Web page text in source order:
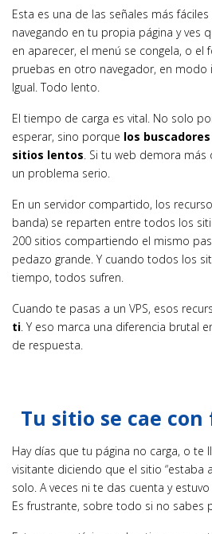
Esta es una de las señales más
navegando en tu propia página y ves
en aparecer, el menú se congela, o el
pruebas en otro navegador, en modo
Igual. Todo lento.
El tiempo de carga es vital. No solo
esperar, sino porque los
sitios lentos. Si tu web demora más
un problema serio.
En un servidor compartido, los
banda) se reparten entre todos los
200 sitios compartiendo el mismo
pedazo grande. Y cuando todos los
tiempo, todos sufren.
Cuando te pasas a un VPS, esos
ti. Y eso marca una diferencia brutal
de respuesta.
Tu sitio se cae
Hay días que tu página no carga, o te
visitante diciendo que el sitio “estaba
solo. A veces ni te das cuenta y
Es frustrante, sobre todo si no sabes